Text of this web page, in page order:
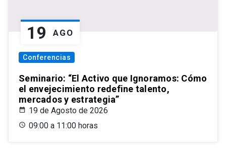
19 AGO
Conferencias
Seminario: “El Activo que Ignoramos: Cómo
el envejecimiento redefine talento,
mercados y estrategia”
19 de Agosto de 2026
09:00 a 11:00 horas